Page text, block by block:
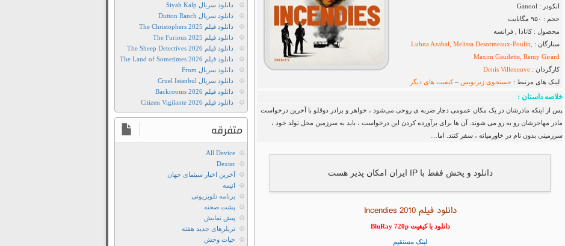
انکودر : Ganool
حجم : ۹۵۰ مگابایت
محصول : کانادا , فرانسه
ستارگان :
Lubna Azabal, Melissa Desormeaux-Poulin,
Maxim Gaudette, Remy Girard
کارگردان : Denis Villeneuve
لینک های مرتبط : جستجوی زیرنویس –کیفیت های دیگر
خلاصه داستان :
پس از اینکه مادرشان در یک مکان عمومی دچار ضربه ی روحی می‌شود ، خواهر و برادر دوقلو با آخرین درخواست
مادر مهاجرشان رو به رو می‌ شوند. آن ها برای برآورده کردن این درخواست ، باید به سرزمین محل تولد خود ،
سرزمینی بدون نام در خاورمیانه ، سفر کنند. اما…
دانلود و پخش فقط با IP ایران امکان پذیر هست
دانلود فیلم Incendies 2010
دانلود با کیفیت BluRay 720p
لینک مستقیم
دانلود سریال Siyah Kalp
دانلود سریال Dutton Ranch
دانلود فیلم The Christophers 2025
دانلود فیلم The Furious 2025
دانلود فیلم The Sheep Detectives 2026
دانلود فیلم The Land of Sometimes 2026
دانلود سریال From
دانلود سریال Cruel Istanbul
دانلود فیلم Backrooms 2026
دانلود فیلم Citizen Vigilante 2026
متفرقه
All Device
Dexter
آخرین اخبار سینمای جهان
انیمه
برنامه تلویزیونی
پشت صحنه
پیش نمایش
تریلرهای جدید هفته
حیات وحش